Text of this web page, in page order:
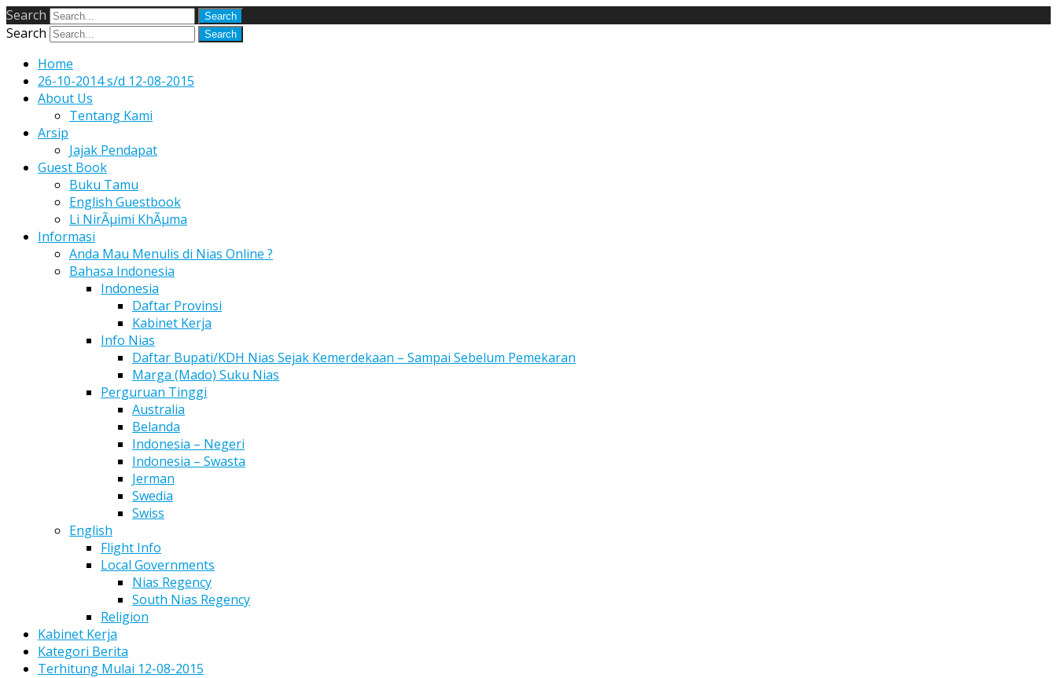
Search
Search
Home
26-10-2014 s/d 12-08-2015
About Us
Tentang Kami
Arsip
Jajak Pendapat
Guest Book
Buku Tamu
English Guestbook
Li NirÃµimi KhÃµma
Informasi
Anda Mau Menulis di Nias Online ?
Bahasa Indonesia
Indonesia
Daftar Provinsi
Kabinet Kerja
Info Nias
Daftar Bupati/KDH Nias Sejak Kemerdekaan – Sampai Sebelum Pemekaran
Marga (Mado) Suku Nias
Perguruan Tinggi
Australia
Belanda
Indonesia – Negeri
Indonesia – Swasta
Jerman
Swedia
Swiss
English
Flight Info
Local Governments
Nias Regency
South Nias Regency
Religion
Kabinet Kerja
Kategori Berita
Terhitung Mulai 12-08-2015